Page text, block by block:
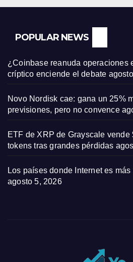
POPULAR NEWS
¿Coinbase reanuda operaciones
críptico enciende el debate
Novo Nordisk cae: gana un 25%
previsiones, pero no convence
ETF de XRP de Grayscale vende
tokens tras grandes pérdidas
Los países donde Internet es
agosto 5, 2026